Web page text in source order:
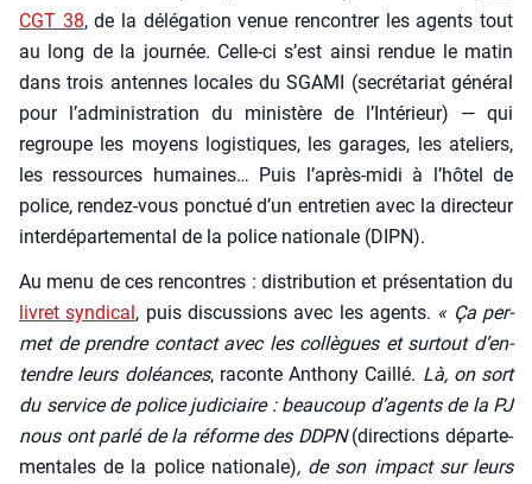
CGT 38, de la délé­ga­tion venue ren­con­trer les agents tout
au long de la jour­née. Celle-ci s’est ain­si ren­due le matin
dans trois antennes locales du SGAMI (secré­ta­riat géné­ral
pour l’administration du minis­tère de l’In­té­rieur) — qui
regroupe les moyens logis­tiques, les garages, les ate­liers,
les res­sources humaines… Puis l’a­près-midi à l’hô­tel de
police, ren­dez-vous ponc­tué d’un entre­tien avec la direc­teur
inter­dé­par­te­men­tal de la police natio­nale (DIPN).
Au menu de ces ren­contres : dis­tri­bu­tion et pré­sen­ta­tion du
livret syn­di­cal , puis dis­cus­sions avec les agents. « Ça per­
met de prendre contact avec les col­lègues et sur­tout d’en­
tendre leurs doléances, raconte Antho­ny Caillé. Là, on sort
du ser­vice de police judi­ciaire : beau­coup d’a­gents de la PJ
nous ont par­lé de la réforme des DDPN(direc­tions dépar­te­
men­tales de la police natio­nale), de son impact sur leurs